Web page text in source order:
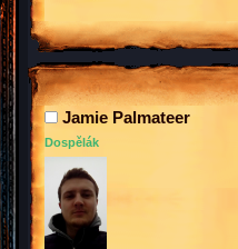
Jamie Palmateer
Dospělák